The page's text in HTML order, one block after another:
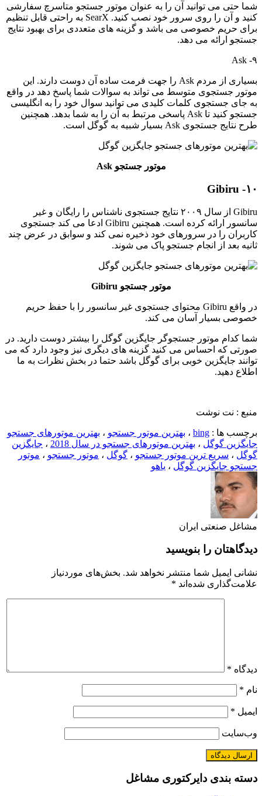
شما حتی می توانید آن را به عنوان موتور جستجو متاسرچ سفارشی
کنید و آن را روی سرور خود نصب کنید. SearX به راحتی قابل تنظیم
برای حریم خصوصی می باشد و گزینه های متعددی برای بهبود نتایج
جستجو ارائه می دهد.
۹- Ask
بسیاری از مردم Ask را جهت فرمت ساده آن دوست دارند. این
موتور جستجوی متوسط می تواند به سوالات شما پاسخ دهد در واقع
به جای جستجوی کلمات کلیدی می توانید سوال خود را به انگلیسی
جستجو کنید تا Ask پاسخی مرتبط به آن را به شما بدهد. همچنین
طرح نتایج جستجوی Ask بسیار شبیه به گوگل است.
موتور جستجو Ask
۱۰- Gibiru
Gibiru از سال ۲۰۰۹ نتایج جستجوی ناشناس را رایگان و غیر
سانسور ارائه کرده است. همچنین Gibiru ادعا می کند جستجوی
کاربران را در سرورهای خود ذخیره نمی کند و سوابق در عرض چند
ثانیه بعد از انجام جستجو پاک می شوند.
موتور جستجو Gibiru
در واقع Gibiru محتوای جستجوی غیر سانسور را با حفظ حریم
خصوصی بسیار آسان می کند.
شما کدام موتور جستجوگر جایگزین گوگل را بیشتر دوست دارید. در
صورتی که احساس می کنید گزینه های دیگری نیز وجود دارد که می
توانند جایگزین خوبی برای گوگل باشد حتما در بخش نظرات به ما
اطلاع دهید.
منبع : نت نوشت
برچسب ها : bing ، بهترین موتور جستجو ، بهترین موتورهای جستجو
جایگزین گوگل ، بهترین موتورهای جستجو در سال 2018 ، جایگزین
گوگل ، سریع ترین موتور جستجو ، گوگل ، موتور جستجو ، موتور
جستجو جایگزین گوگل ، یاهو
مشاغل صنعتی ایران
دیدگاهتان را بنویسید
نشانی ایمیل شما منتشر نخواهد شد. بخش‌های موردنیاز
علامت‌گذاری شده‌اند *
دیدگاه *
نام *
ایمیل *
وب‌سایت
دسته بندی دایرکتوری مشاغل